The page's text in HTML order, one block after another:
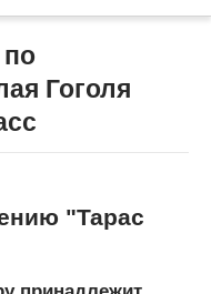
по
Гоголя
"Тарас